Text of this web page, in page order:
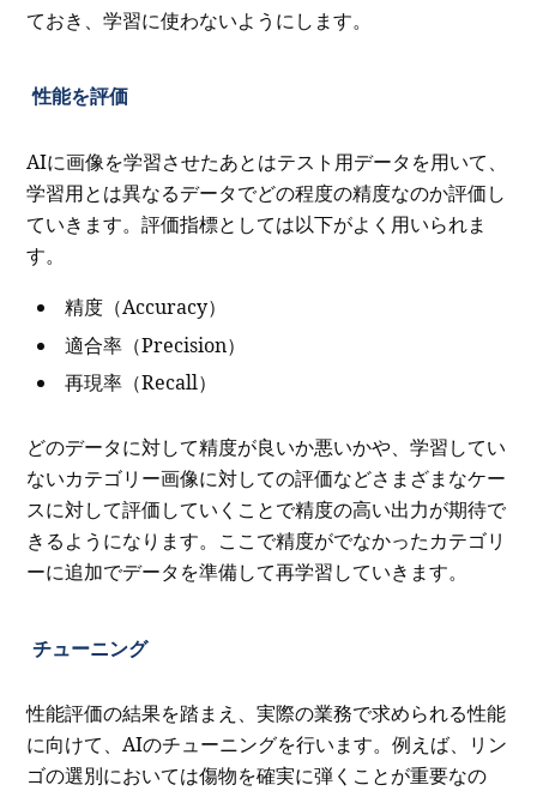
ておき、学習に使わないようにします。
性能を評価
AIに画像を学習させたあとはテスト用データを用いて、
学習用とは異なるデータでどの程度の精度なのか評価し
ていきます。評価指標としては以下がよく用いられま
す。
精度（Accuracy）
適合率（Precision）
再現率（Recall）
どのデータに対して精度が良いか悪いかや、学習してい
ないカテゴリー画像に対しての評価などさまざまなケー
スに対して評価していくことで精度の高い出力が期待で
きるようになります。ここで精度がでなかったカテゴリ
ーに追加でデータを準備して再学習していきます。
チューニング
性能評価の結果を踏まえ、実際の業務で求められる性能
に向けて、AIのチューニングを行います。例えば、リン
ゴの選別においては傷物を確実に弾くことが重要なの